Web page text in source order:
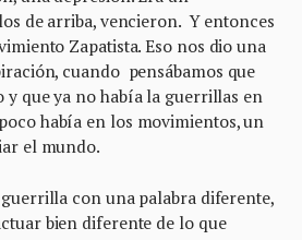
de arriba, vencieron. Y entonces
Zapatista. Eso nos dio una
cuando pensábamos que
que ya no había la guerrillas en
había en los movimientos, un
el mundo.
con una palabra diferente,
bien diferente de lo que